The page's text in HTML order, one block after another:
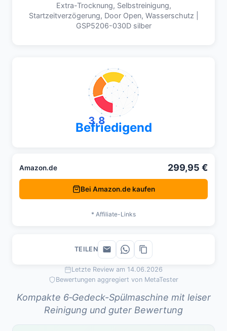
Extra-Trocknung, Selbstreinigung,
Startzeitverzögerung, Door Open, Wasserschutz |
GSP5206-030D silber
Letzte Review am 14.06.2026
Bewertungen aggregiert von MetaTester
Kompakte 6‑Gedeck-Spülmaschine mit leiser
Reinigung und guter Bewertung
3,8
Befriedigend
Amazon.de 299,95 €
Bei Amazon.de kaufen
* Affiliate-Links
TEILEN